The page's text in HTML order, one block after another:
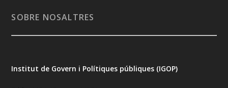
SOBRE NOSALTRES
Institut de Govern i Polítiques públiques (IGOP)